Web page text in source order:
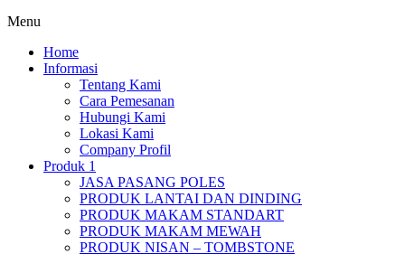
Menu
Home
Informasi
Tentang Kami
Cara Pemesanan
Hubungi Kami
Lokasi Kami
Company Profil
Produk 1
JASA PASANG POLES
PRODUK LANTAI DAN DINDING
PRODUK MAKAM STANDART
PRODUK MAKAM MEWAH
PRODUK NISAN – TOMBSTONE